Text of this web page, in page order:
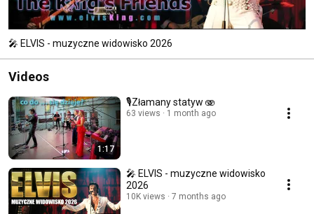
🎤 ELVIS - muzyczne widowisko 2026
Videos
1:17
🎙Złamany statyw 🫨
63 views 1 month ago
🎤 ELVIS - muzyczne widowisko
2026
10K views 7 months ago